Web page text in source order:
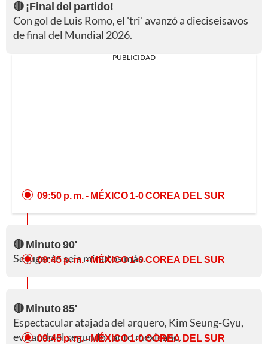
🔴 ¡Final del partido!
Con gol de Luis Romo, el 'tri' avanzó a dieciseisavos
de final del Mundial 2026.
PUBLICIDAD
09:50 p. m. - MÉXICO 1-0 COREA DEL SUR
🔴 Minuto 90'
Se jugarán seis minutos más.
09:45 p. m. - MÉXICO 1-0 COREA DEL SUR
🔴 Minuto 85'
Espectacular atajada del arquero, Kim Seung-Gyu,
evitando el segundo tanto mexicano.
09:45 p. m.- MÉXICO 1-0 COREA DEL SUR